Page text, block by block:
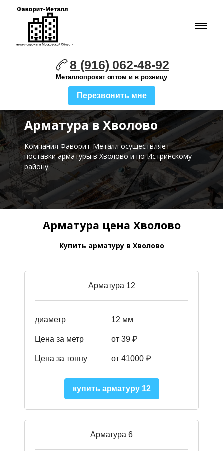
8 (916) 062-48-92
Металлопрокат оптом и в розницу
Перезвонить мне
Арматура в Хволово
Компания Фаворит-Металл осуществляет
поставкиарматуры в Хволово и по Истринскому
району.
Арматура цена Хволово
Купить арматуру в Хволово
Арматура 12
диаметр 12 мм
Цена за метр от 39 ₽
Цена за тонну от 41000 ₽
купить арматуру 12
Арматура 6